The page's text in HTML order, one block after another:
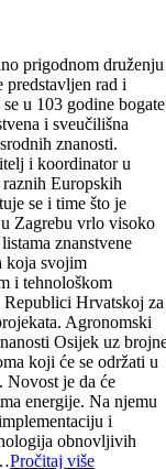
prigodnom druženju
predstavljen rad i
u 103 godine bogate
i sveučilišna
znanosti.
i koordinator u
Europskih
se i time što je
Zagrebu vrlo visoko
znanstvene
koja svojim
i tehnološkom
Republici Hrvatskoj za
Agronomski
Osijek uz
koji će se održati u
Novost je da će
energije. Na njemu
i
obnovljivih
Pročitaj više